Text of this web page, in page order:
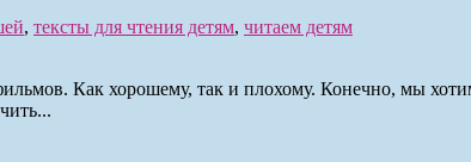
, тексты для чтения детям, читаем детям
Как хорошему, так и плохому. Конечно, мы